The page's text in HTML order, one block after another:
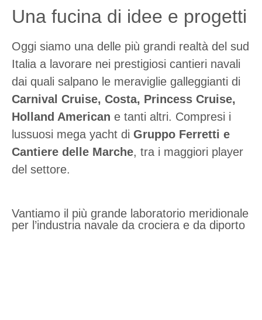
Una fucina di idee e progetti
Oggi siamo una delle più grandi realtà del sud
Italia a lavorare nei prestigiosi cantieri navali
dai quali salpano le meraviglie galleggianti di
Carnival Cruise, Costa, Princess Cruise,
Holland American e tanti altri. Compresi i
lussuosi mega yacht di Gruppo Ferretti e
Cantiere delle Marche, tra i maggiori player
del settore.
Vantiamo il più grande laboratorio meridionale
per l’industria navale da crociera e da diporto